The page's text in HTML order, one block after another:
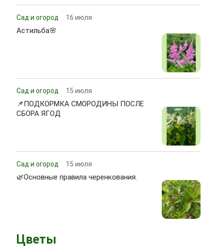
Сад и огород 16 июля
Астильба🌸
Сад и огород 15 июля
📌ПОДКОРМКА СМОРОДИНЫ ПОСЛЕ
СБОРА ЯГОД
Сад и огород 15 июля
🌿Основные правила черенкования.
Цветы